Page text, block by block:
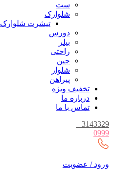
ست
شلوارک
تیشرت شلوارک
دورس
بیلر
راحتی
جین
شلوار
پیراهن
تخفیف ویژه
درباره ما
تماس با ما
3143329
0999
ورود / عضویت